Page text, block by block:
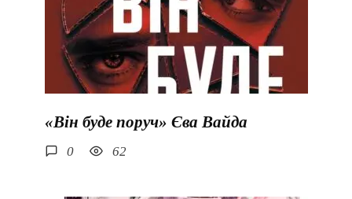
«Він буде поруч» Єва Вайда
0 62